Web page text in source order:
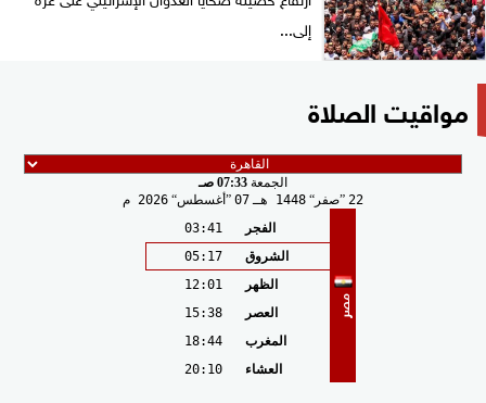
إلى...
مواقيت الصلاة
الجمعة 07:33 صـ
22 صفر 1448 هـ 07 أغسطس 2026 م
مصر
الفجر
03:41
الشروق
05:17
الظهر
12:01
العصر
15:38
المغرب
18:44
العشاء
20:10